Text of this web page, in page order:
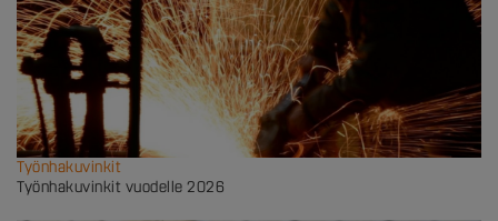
Työnhakuvinkit
Työnhakuvinkit vuodelle 2026